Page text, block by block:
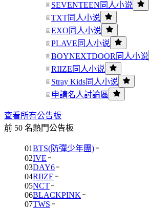
SEVENTEEN同人小说
TXT同人小说
EXO同人小说
PLAVE同人小说
BOYNEXTDOOR同人小说
RIIZE同人小说
Stray Kids同人小说
申請名人討論區
查看所有公告板
前 50 名熱門公告板
01BTS(防彈少年團)
02IVE
03DAY6
04RIIZE
05NCT
06BLACKPINK
07TWS